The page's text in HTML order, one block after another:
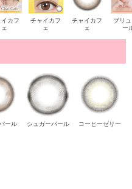
カフ
ェ
チャイカフ
ェ
チャイカフ
ェ
ブリ
ー
ール シュガーパール コーヒーゼリー